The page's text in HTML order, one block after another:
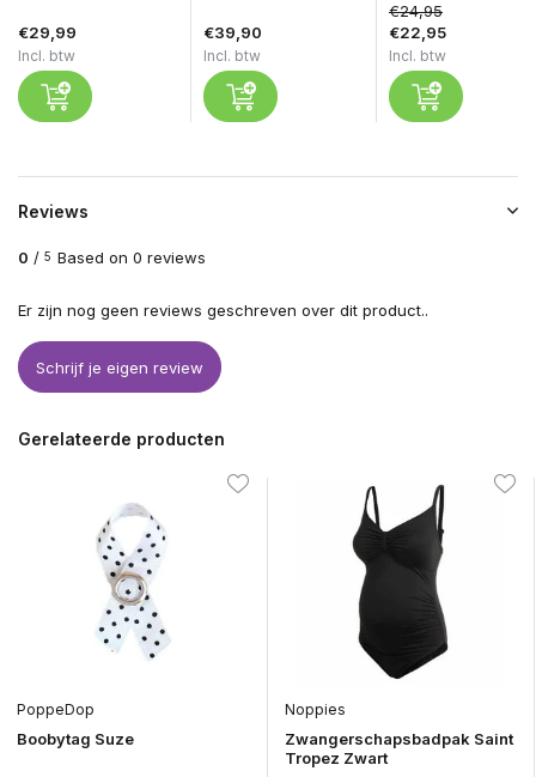
€29,99
Incl. btw
€39,90
Incl. btw
€24,95
€22,95
Incl. btw
Reviews
0 / 5 Based on 0 reviews
Er zijn nog geen reviews geschreven over dit product..
Schrijf je eigen review
Gerelateerde producten
PoppeDop
Boobytag Suze
Noppies
Zwangerschapsbadpak Saint
Tropez Zwart